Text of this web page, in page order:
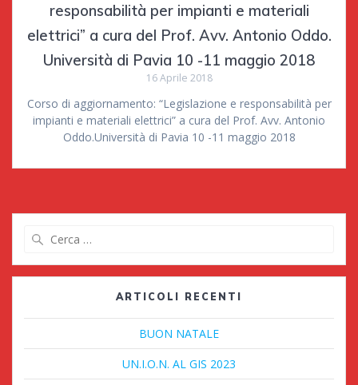
responsabilità per impianti e materiali
elettrici” a cura del Prof. Avv. Antonio Oddo.
Università di Pavia 10 -11 maggio 2018
16 Aprile 2018
Corso di aggiornamento: “Legislazione e responsabilità per
impianti e materiali elettrici” a cura del Prof. Avv. Antonio
Oddo.Università di Pavia 10 -11 maggio 2018
ARTICOLI RECENTI
BUON NATALE
UN.I.O.N. AL GIS 2023